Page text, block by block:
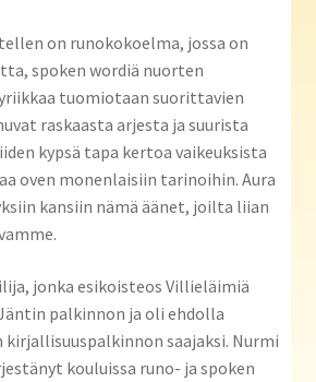
on runokokoelma, jossa on
spoken wordiä nuorten
tuomiotaan suorittavien
raskaasta arjesta ja suurista
kypsä tapa kertoa vaikeuksista
oven monenlaisiin tarinoihin. Aura
kansiin nämä äänet, joilta liian
jonka esikoisteos Villieläimiä
palkinnon ja oli ehdolla
kirjallisuuspalkinnon saajaksi. Nurmi
kouluissa runo- ja spoken